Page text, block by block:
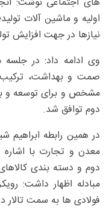
اولیه و ماشین آلات
نیازها در جهت افزایش
وی ادامه داد: در
صمت و بهداشت، ترکیب
دوم توافق شد.
در همین رابطه
معدن و تجارت با اشاره
دوم و دسته بندی کالاهای
مبادله اظهار داشت:
فولادی ها به سمت